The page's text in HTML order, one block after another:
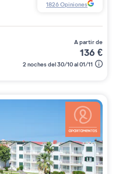
1826Opiniones
a partir de
136 €
2 noches del 30/10 al 01/11